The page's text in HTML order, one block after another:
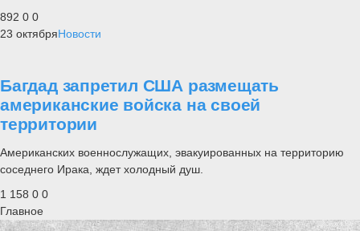
892 0 0
23 октябряНовости
Багдад запретил США размещать
американские войска на своей
территории
Американских военнослужащих, эвакуированных на территорию
соседнего Ирака, ждет холодный душ.
1 158 0 0
Главное